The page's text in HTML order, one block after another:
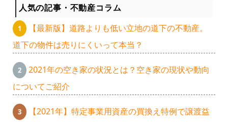
人気の記事・不動産コラム
【最新版】道路よりも低い立地の道下の不動産。
道下の物件は売りにくいって本当？
2021年の空き家の状況とは？空き家の現状や動向
についてご紹介
【2021年】特定事業用資産の買換え特例で譲渡益